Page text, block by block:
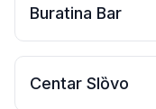
Buratina Bar
Centar Slȍvo